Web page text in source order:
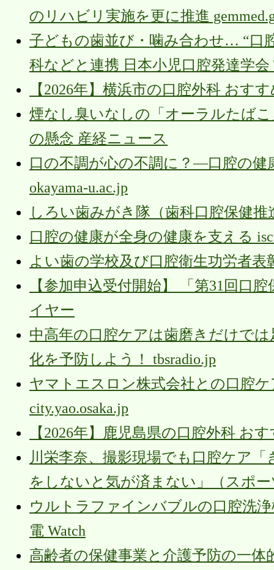
のリハビリ実施を更に推進
子どもの歯並び・噛み合わせ… “口
科などと連携 日本小児口腔発達学会
【2026年】横浜市の口腔外科 おす
煙なし臭いなしの「オーラルたば
の懸念 産経ニュース
口の不調が心の不調に？―口腔の
okayama-u.ac.jp
しろい歯みがき隊（歯科口腔保健
口腔の健康が全身の健康を支える
よい歯の学校及び口腔衛生功労者表
【参加申込受付開始】 「第31回口
イヤー
中高年の口腔ケアは歯磨きだけで
化を予防しよう！ tbsradio.jp
ヤマトエスロン株式会社との口腔
city.yao.osaka.jp
【2026年】鹿児島県の口腔外科 お
川栄李奈、撮影現場でも口腔ケア
をしないと気が済まない」（スポ
ウルトラファインバブルの口腔洗
電 Watch
高齢者の保健事業と介護予防の一体